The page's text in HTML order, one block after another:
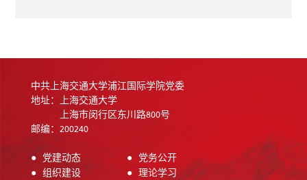
中共上海交通大学浦江国际学院党委
地址：上海交通大学
上海市闵行区东川路800号
邮编：200240
●党建动态
● 组织建设
● 党务公开
● 理论学习